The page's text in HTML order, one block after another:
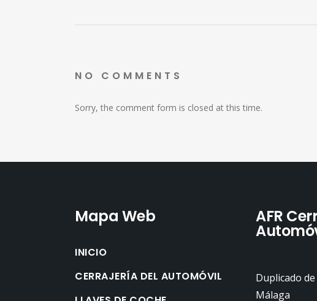
NO COMMENTS
Sorry, the comment form is closed at this time.
Mapa Web
INICIO
CERRAJERÍA DEL AUTOMÓVIL
AFR
Duplicado
Málaga